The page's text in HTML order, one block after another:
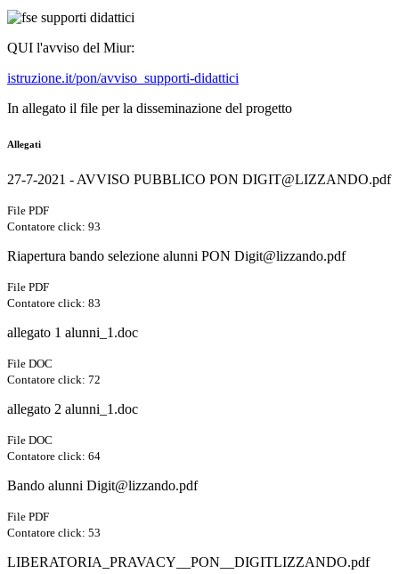
QUI l'avviso del Miur:
istruzione.it/pon/avviso_supporti-didattici
In allegato il file per la disseminazione del progetto
Allegati
27-7-2021 - AVVISO PUBBLICO PON DIGIT@LIZZANDO.pdf
File PDF
Contatore click: 93
Riapertura bando selezione alunni PON Digit@lizzando.pdf
File PDF
Contatore click: 83
allegato 1 alunni_1.doc
File DOC
Contatore click: 72
allegato 2 alunni_1.doc
File DOC
Contatore click: 64
Bando alunni Digit@lizzando.pdf
File PDF
Contatore click: 53
LIBERATORIA_PRAVACY__PON__DIGITLIZZANDO.pdf